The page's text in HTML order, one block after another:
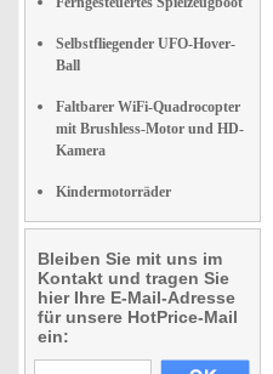
Selbstfliegender UFO-Hover-
Ball
Faltbarer WiFi-Quadrocopter
mit Brushless-Motor und HD-
Kamera
Kindermotorräder
Bleiben Sie mit uns im
Kontakt und tragen Sie
hier Ihre E-Mail-Adresse
für unsere HotPrice-Mail
ein: